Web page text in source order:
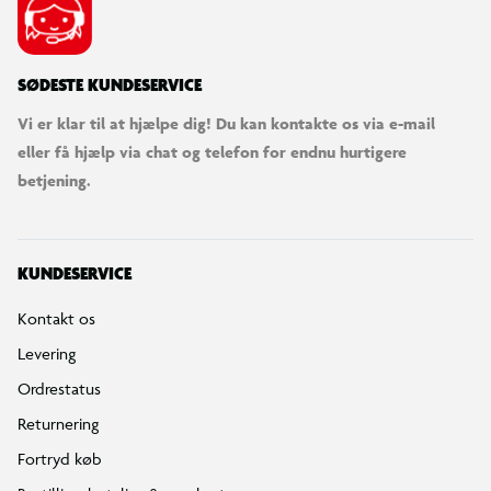
SØDESTE KUNDESERVICE
Vi er klar til at hjælpe dig! Du kan kontakte os via e-mail
eller få hjælp via chat og telefon for endnu hurtigere
betjening.
KUNDESERVICE
Kontakt os
Levering
Ordrestatus
Returnering
Fortryd køb